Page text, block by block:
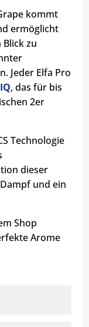
kommt
ermöglicht
zu
Jeder Elfa Pro
, das für bis
2er
Technologie
dieser
und ein
Shop
Arome